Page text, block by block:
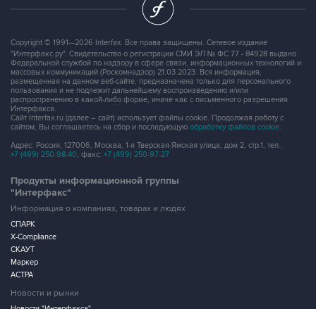
Copyright © 1991—2026 Interfax. Все права защищены. Сетевое издание
"Интерфакс.ру". Свидетельство о регистрации СМИ ЭЛ № ФС 77 - 84928 выдано
Федеральной службой по надзору в сфере связи, информационных технологий и
массовых коммуникаций (Роскомнадзор) 21.03.2023. Вся информация,
размещенная на данном веб-сайте, предназначена только для персонального
пользования и не подлежит дальнейшему воспроизведению и/или
распространению в какой-либо форме, иначе как с письменного разрешения
Интерфакса.
Сайт Interfax.ru (далее – сайт) использует файлы cookie. Продолжая работу с
сайтом, Вы соглашаетесь на сбор и последующую обработку файлов cookie.
Адрес: Россия, 127006, Москва, 1-я Тверская-Ямская улица, дом 2, стр.1, тел.:
+7 (499) 250-98-40, факс: +7 (499) 250-97-27
Продукты информационной группы
"Интерфакс"
Информация о компаниях, товарах и людях
СПАРК
X-Compliance
СКАУТ
Маркер
АСТРА
Новости и рынки